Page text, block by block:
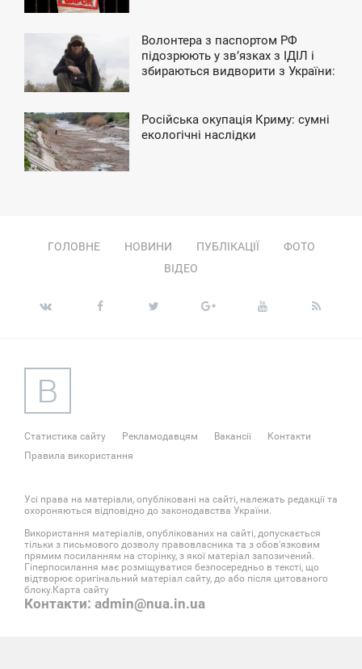
Волонтера з паспортом РФ
підозрюють у зв’язках з ІДІЛ і
збираються видворити з України:
Російська окупація Криму: сумні
екологічні наслідки
ГОЛОВНЕ НОВИНИ ПУБЛІКАЦІЇ
ФОТО
ВІДЕО
Статистика сайту Рекламодавцям Вакансії
Контакти
Правила використання
Усі права на матеріали, опубліковані на сайті, належать редакції та
охороняються відповідно до законодавства України.
Використання матеріалів, опублікованих на сайті, допускається
тільки з письмового дозволу правовласника та з обов'язковим
прямим посиланням на сторінку, з якої матеріал запозичений.
Гіперпосилання має розміщуватися безпосередньо в тексті, що
відтворює оригінальний матеріал сайту, до або після цитованого
блоку. Карта сайту
Контакти: admin@nua.in.ua